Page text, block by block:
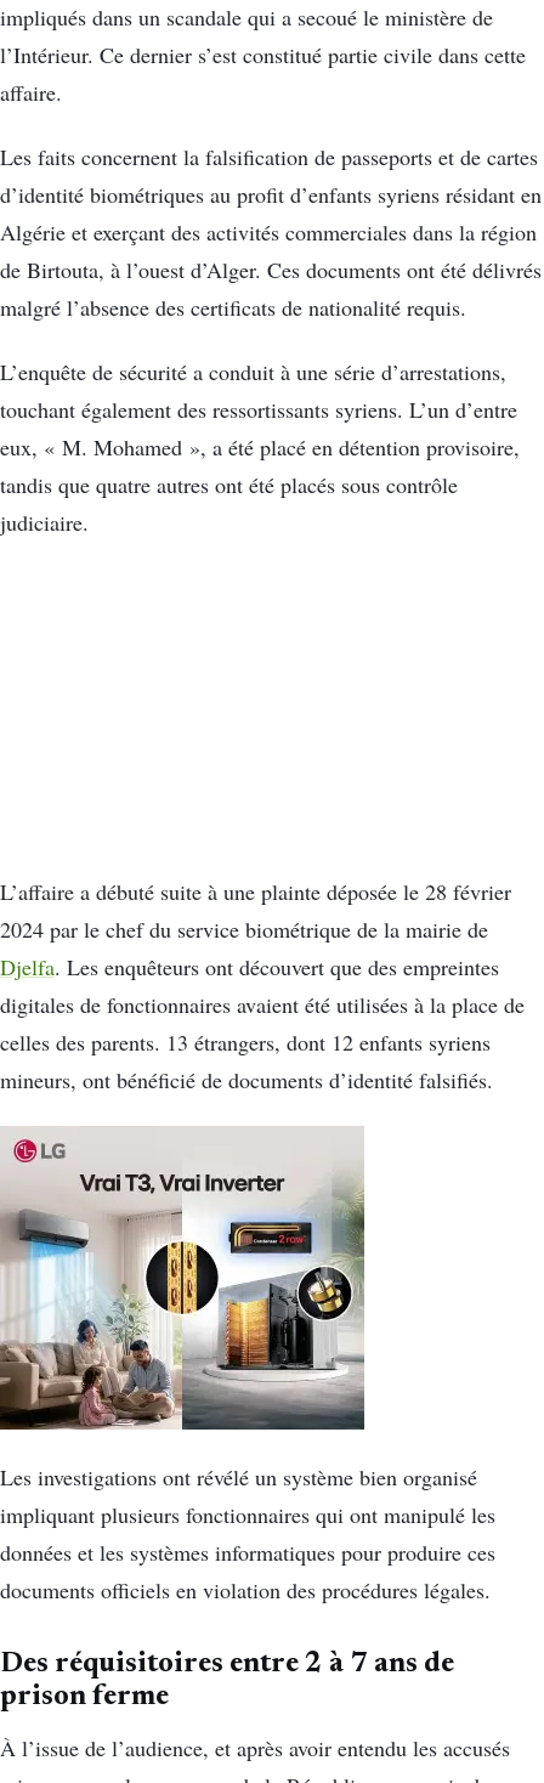
impliqués dans un scandale qui a secoué le ministère de
l’Intérieur. Ce dernier s’est constitué partie civile dans cette
affaire.
Les faits concernent la falsification de passeports et de cartes
d’identité biométriques au profit d’enfants syriens résidant en
Algérie et exerçant des activités commerciales dans la région
de Birtouta, à l’ouest d’Alger. Ces documents ont été délivrés
malgré l’absence des certificats de nationalité requis.
L’enquête de sécurité a conduit à une série d’arrestations,
touchant également des ressortissants syriens. L’un d’entre
eux, « M. Mohamed », a été placé en détention provisoire,
tandis que quatre autres ont été placés sous contrôle
judiciaire.
L’affaire a débuté suite à une plainte déposée le 28 février
2024 par le chef du service biométrique de la mairie de
Djelfa. Les enquêteurs ont découvert que des empreintes
digitales de fonctionnaires avaient été utilisées à la place de
celles des parents. 13 étrangers, dont 12 enfants syriens
mineurs, ont bénéficié de documents d’identité falsifiés.
Les investigations ont révélé un système bien organisé
impliquant plusieurs fonctionnaires qui ont manipulé les
données et les systèmes informatiques pour produire ces
documents officiels en violation des procédures légales.
Des réquisitoires entre 2 à 7 ans de
prison ferme
À l’issue de l’audience, et après avoir entendu les accusés